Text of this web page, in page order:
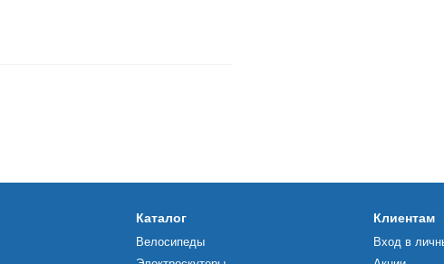
Каталог
Велосипеды
Клиентам
Вход в